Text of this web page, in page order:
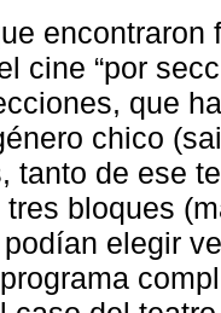
cine “por
que
chico
tanto de ese
bloques
elegir